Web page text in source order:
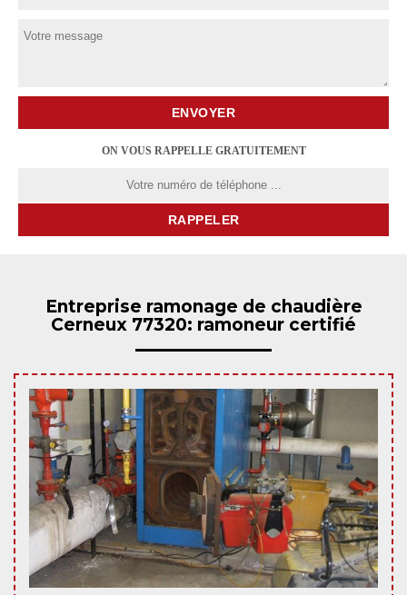
ON VOUS RAPPELLE GRATUITEMENT
Entreprise ramonage de chaudière
Cerneux 77320: ramoneur certifié